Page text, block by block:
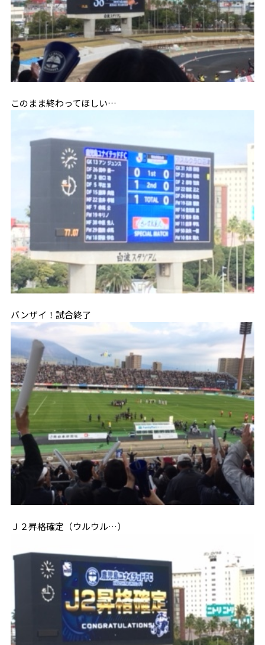
このまま終わってほしい…
バンザイ！試合終了
Ｊ２昇格確定（ウルウル…）